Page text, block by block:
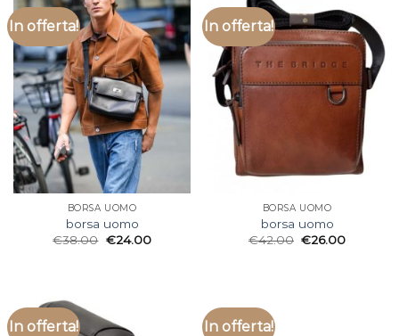
In offerta!
BORSA UOMO
borsa uomo
€38.00 €24.00
In offerta!
BORSA UOMO
borsa uomo
€42.00 €26.00
In offerta! In offerta!